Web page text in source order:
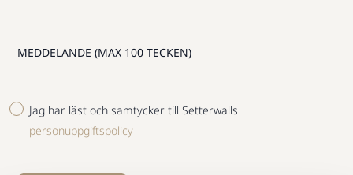
Jag har läst och samtycker till Setterwalls
personuppgiftspolicy